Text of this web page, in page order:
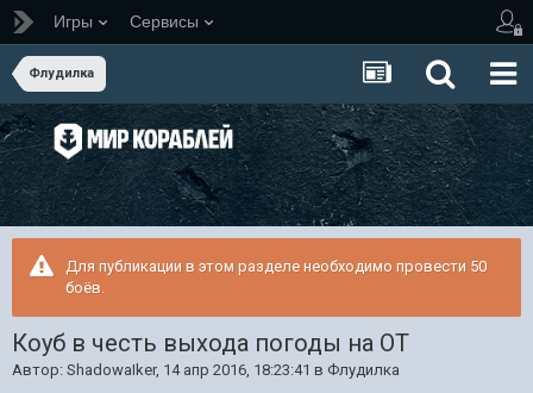
Игры Сервисы
Флудилка
Для публикации в этом разделе необходимо провести 50
боёв.
Коуб в честь выхода погоды на ОТ
Автор: ShadowaIker, 14 апр 2016, 18:23:41 в Флудилка